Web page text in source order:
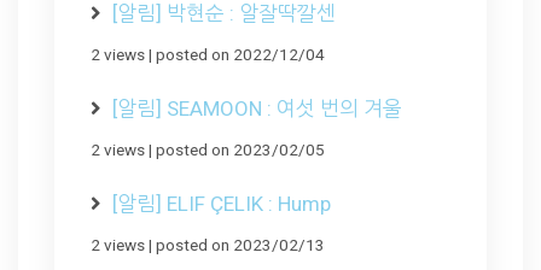
[알림] 박현순 : 알잘딱깔센
2 views| posted on 2022/12/04
[알림] SEAMOON : 여섯 번의 겨울
2 views| posted on 2023/02/05
[알림] ELIF ÇELIK : Hump
2 views| posted on 2023/02/13